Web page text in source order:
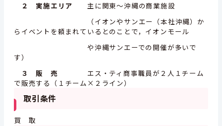
２ 実施エリア 主に関東～沖縄の商業施設
（イオンやサンエー（本社沖縄）か
らイベントを頼まれているとのことで，イオンモール
や沖縄サンエーでの開催が多いで
す）
３ 販 売 エス・ティ商事職員が２人１チーム
で販売する（１チーム×２ライン）
取引条件
買 取